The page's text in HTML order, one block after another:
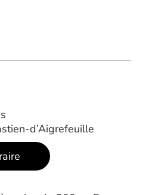
d’Aigrefeuille